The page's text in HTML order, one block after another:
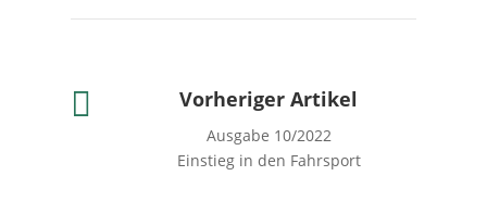
 Vorheriger Artikel
Ausgabe 10/2022
Einstieg in den Fahrsport